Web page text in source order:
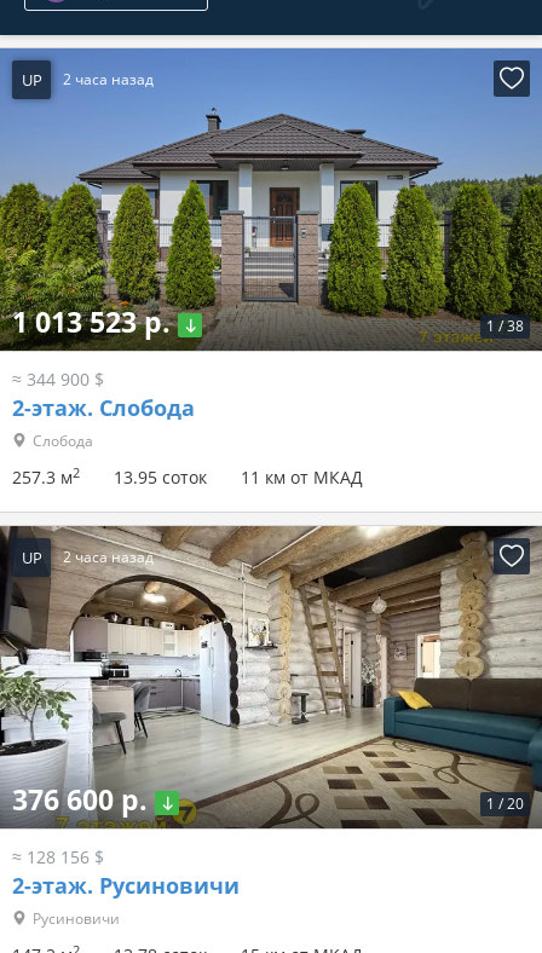
UP 2 часа назад
1 /38
1 013 523 р.
≈ 344 900 $
2-этаж. Слобода
Слобода
257.3 м2 13.95 соток 11 км от МКАД
UP 2 часа назад
1 /20
376 600 р.
≈ 128 156 $
2-этаж. Русиновичи
Русиновичи